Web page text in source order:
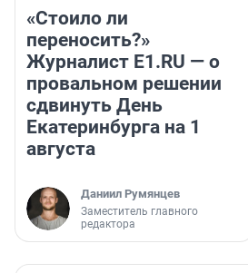
«Стоило ли
переносить?»
Журналист E1.RU — о
провальном решении
сдвинуть День
Екатеринбурга на 1
августа
Даниил Румянцев
Заместитель главного
редактора